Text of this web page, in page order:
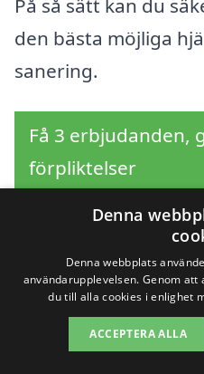
den bästa möjliga
sanering.
Få 3 erbjudanden,
förpliktelser
Sök efter en
sanering i
Denna
Denna webbplats
användarupplevelsen. Genom
du till alla cookies i enlighet
ACCEPTERA ALLA